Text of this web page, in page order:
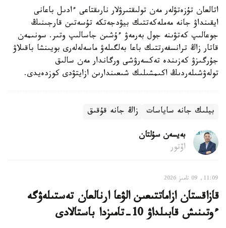
اتالعان تۇزەتۋلەر مەن تولىقتىرۋلار نارىقتاعى ءادىل باعانى
ايقىنداۋ جانە مەملەكەتتىك بيۋدجەتكە تۇسەتىن قارجىنىڭ
جوعالىپ كەتۋىنە جول بەرمەۋ ءۇشىن جاسالىپ وتىر. سونىمەن
قاتار زاڭ ترانسفەرتتىك باعا بەلگىلەۋ ماسەلەلەرى بويىنشا باقىلاۋ
جۇرگىزۋ كەزىندە تەكسەرۋشى ورگاندار مەن سالىق
تولەۋشىلەردىڭ اكىمشىلىك شىعىندارىن ازايتۋدى كوزدەيدى.
بيلىك جانە ساياسات زاڭ جانە قۇقىق
بەيسەن سۇلتان
اۆتور
11:09, 09 تامىز 2026
قازاقستان ازاماتتىعىن الۋعا ارنالعان تەستىلەۋگە
ءوتىنىش قابىلداۋ 10-تامىزدا باستالادى